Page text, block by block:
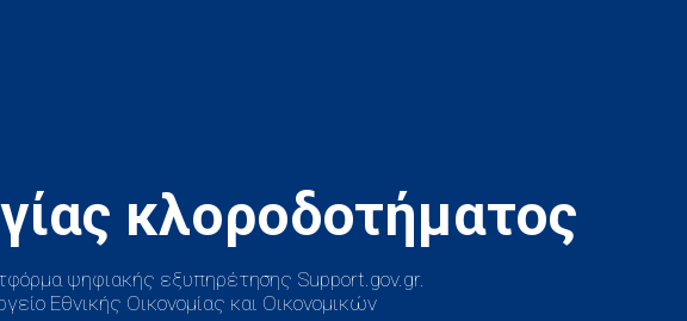
ψηφιακής εξυπηρέτησης Support.gov.gr.
Εθνικής Οικονομίας και Οικονομικών